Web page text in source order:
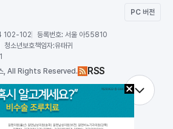
PC 버전
102-102 등록번호: 서울 아55810
청소년보호책임자:유태귀
, All Rights Reserved. RSS